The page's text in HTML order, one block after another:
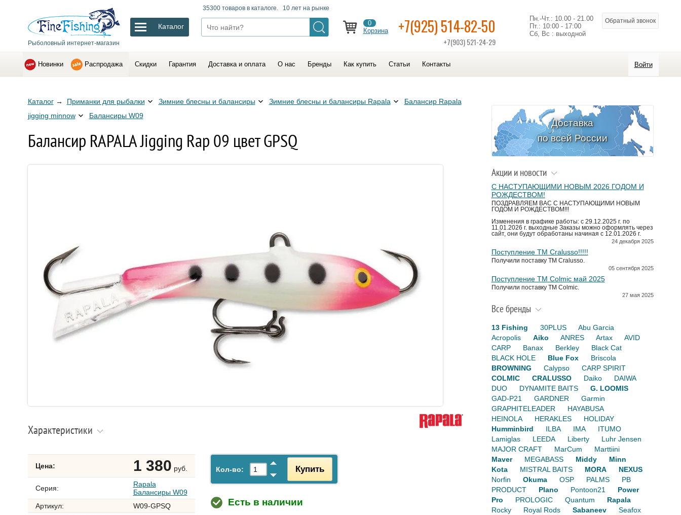
Рыболовный интернет-магазин
Каталог
35300 товаров в каталоге. 10 лет на рынке
0
Корзина
+7(925) 514-82-50
+7(903) 521-24-29
Пн.-Чт.: 10.00 - 21.00
Пт.: 10:00 - 17:00
Сб, Вс : выходной
Обратный звонок
Новинки Распродажа Скидки Гарантия Доставка и оплата О нас Бренды Как купить Статьи Контакты Войти
Каталог→ Приманки для рыбалки Зимние блесны и балансиры Зимние блесны и балансиры Rapala
Балансир Rapala
jigging minnow
Балансиры W09
Балансир RAPALA Jigging Rap 09 цвет GPSQ
Характеристики
Цена: 1 380 руб.
Серия:
Rapala
Балансиры W09
Артикул:
W09-GPSQ
Кол-во: Купить
Есть в наличии
Доставка
по всей России
Акции и новости
С НАСТУПАЮЩИМИ НОВЫМ 2026 ГОДОМ И
РОЖДЕСТВОМ!
ПОЗДРАВЛЯЕМ ВАС С НАСТУПАЮЩИМИ НОВЫМ
ГОДОМ И РОЖДЕСТВОМ!!!
Изменения в графике работы: с 29.12.2025 г. по
11.01.2026 г. выходные Заказы можно оформлять через
сайт, они будут обработаны начиная с 12.01.2026 г.
24 декабря 2025
Поступление TM Cralusso!!!!!
Получили поставку ТМ Cralusso.
05 сентября 2025
Поступление TM Colmic май 2025
Получили поставку ТМ Colmic.
27 мая 2025
Все бренды
13 Fishing 30PLUS
Abu Garcia
Acropolis
Aiko ANRES Artax
AVID
CARP
Banax Berkley
Black Cat
BLACK HOLE
Blue Fox
Briscola
BROWNING
Calypso
CARP SPIRIT
COLMIC
CRALUSSO Daiko
DAIWA
DUO
DYNAMITE BAITS
G. LOOMIS
GAD-P21
GARDNER
Garmin
GRAPHITELEADER
HAYABUSA
HEINOLA
HERAKLES
HOLIDAY
Humminbird
ILBA IMA
ITUMO
Lamiglas
LEEDA Liberty
Luhr Jensen
MAJOR CRAFT
MarCum
Marttiini
Maver
MEGABASS Middy
Minn
Kota
MISTRAL BAITS MORA
NEXUS
Norfin
Okuma OSP PALMS
PB
PRODUCT
Plano Pontoon21
Power
Pro
PROLOGIC Quantum
Rapala
Rocky
Royal Rods Sabaneev
Seafox